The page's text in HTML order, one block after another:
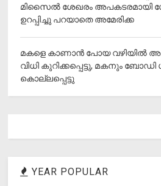
മിസൈല്‍ ശേഖരം അപകടരമായി
ഉറപ്പിച്ചു പറയാതെ അമേരിക്ക
മകളെ കാണാന്‍ പോയ വഴിയില്‍
വിധി കുറിക്കപ്പെട്ടു, മകനും
കൊല്ലപ്പെട്ടു
YEAR POPULAR